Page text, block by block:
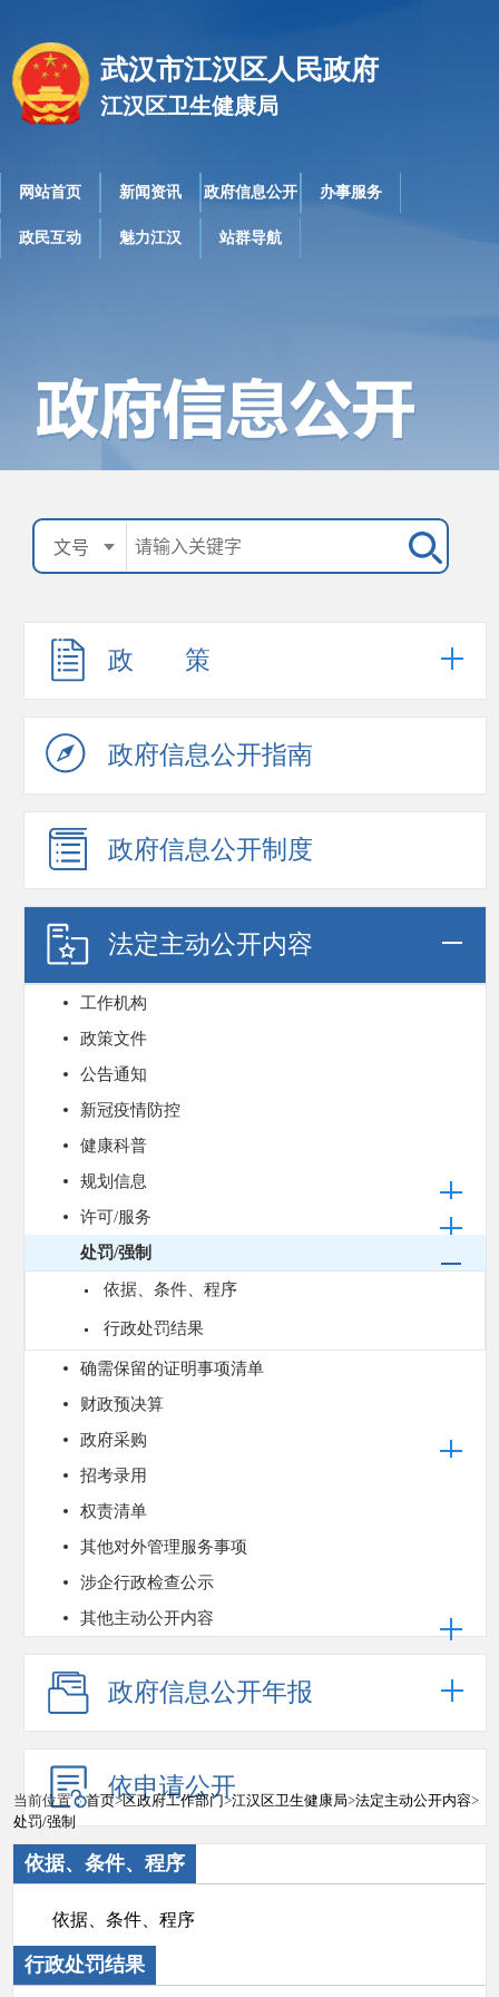
武汉市江汉区人民政府
江汉区卫生健康局
网站首页 新闻资讯 政府信息公开 办事服务
政民互动 魅力江汉 站群导航
政 策
政府信息公开指南
政府信息公开制度
法定主动公开内容
工作机构
政策文件
公告通知
新冠疫情防控
健康科普
规划信息
许可/服务
处罚/强制
依据、条件、程序
行政处罚结果
确需保留的证明事项清单
财政预决算
政府采购
招考录用
权责清单
其他对外管理服务事项
涉企行政检查公示
其他主动公开内容
政府信息公开年报
依申请公开
当前位置：首页>区政府工作部门>江汉区卫生健康局>法定主动公开内容>
处罚/强制
依据、条件、程序
依据、条件、程序
行政处罚结果